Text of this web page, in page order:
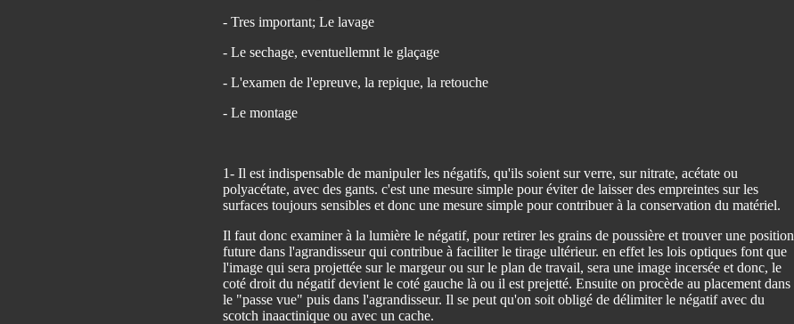
- Tres important; Le lavage
- Le sechage, eventuellemnt le glaçage
- L'examen de l'epreuve, la repique, la retouche
- Le montage
1- Il est indispensable de manipuler les négatifs, qu'ils soient sur verre, sur nitrate, acétate ou
polyacétate, avec des gants. c'est une mesure simple pour éviter de laisser des empreintes sur les
surfaces toujours sensibles et donc une mesure simple pour contribuer à la conservation du matériel.
Il faut donc examiner à la lumière le négatif, pour retirer les grains de poussière et trouver une position
future dans l'agrandisseur qui contribue à faciliter le tirage ultérieur. en effet les lois optiques font que
l'image qui sera projettée sur le margeur ou sur le plan de travail, sera une image incersée et donc, le
coté droit du négatif devient le coté gauche là ou il est prejetté. Ensuite on procède au placement dans
le "passe vue" puis dans l'agrandisseur. Il se peut qu'on soit obligé de délimiter le négatif avec du
scotch inaactinique ou avec un cache.